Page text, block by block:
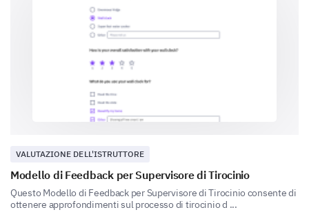
Interazioni del Leader
Infine, parliamo di come il tuo leader del seminario
ha interagito con i partecipanti.
Quale delle seguenti descrive meglio
l'interazione del tuo leader del seminario con i
partecipanti? (Puoi selezionare più di
un'opzione).
Ha incoraggiato le domande
VALUTAZIONE DELL'ISTRUTTORE
Modello di Feedback per Supervisore di Tirocinio
Questo Modello di Feedback per Supervisore di Tirocinio consente di
ottenere approfondimenti sul processo di tirocinio d ...